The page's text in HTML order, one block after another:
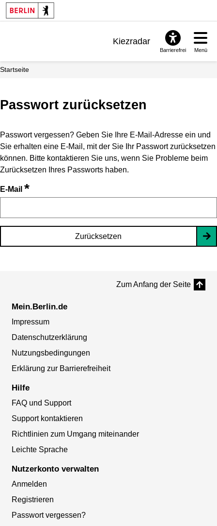
Kiezradar
Barrierefrei Menü
Startseite
Passwort zurücksetzen
Passwort vergessen? Geben Sie Ihre E-Mail-Adresse ein und
Sie erhalten eine E-Mail, mit der Sie Ihr Passwort zurücksetzen
können. Bitte kontaktieren Sie uns, wenn Sie Probleme beim
Zurücksetzen Ihres Passworts haben.
E-Mail *
Zurücksetzen
Zum Anfang der Seite
Mein.Berlin.de
Impressum
Datenschutzerklärung
Nutzungsbedingungen
Erklärung zur Barrierefreiheit
Hilfe
FAQ und Support
Support kontaktieren
Richtlinien zum Umgang miteinander
Leichte Sprache
Nutzerkonto verwalten
Anmelden
Registrieren
Passwort vergessen?